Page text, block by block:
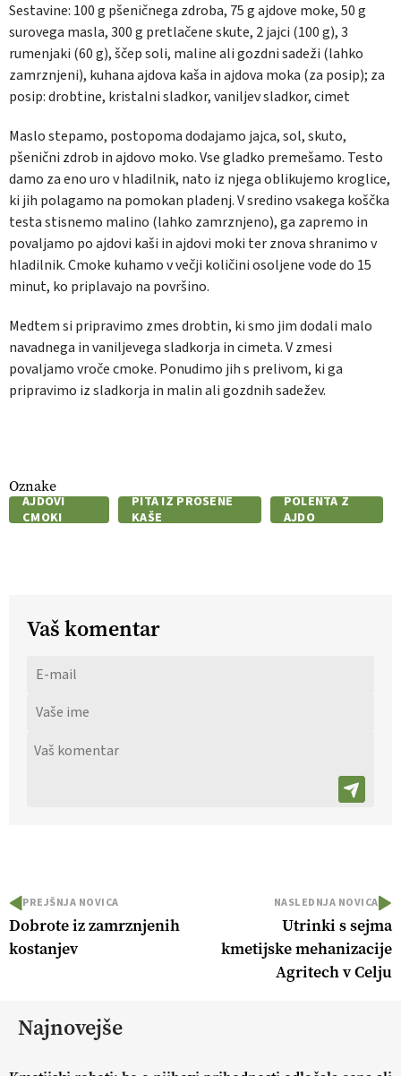
Sestavine: 100 g pšeničnega zdroba, 75 g ajdove moke, 50 g
surovega masla, 300 g pretlačene skute, 2 jajci (100 g), 3
rumenjaki (60 g), ščep soli, maline ali gozdni sadeži (lahko
zamrznjeni), kuhana ajdova kaša in ajdova moka (za posip); za
posip: drobtine, kristalni sladkor, vaniljev sladkor, cimet
Maslo stepamo, postopoma dodajamo jajca, sol, skuto,
pšenični zdrob in ajdovo moko. Vse gladko premešamo. Testo
damo za eno uro v hladilnik, nato iz njega oblikujemo kroglice,
ki jih polagamo na pomokan pladenj. V sredino vsakega koščka
testa stisnemo malino (lahko zamrznjeno), ga zapremo in
povaljamo po ajdovi kaši in ajdovi moki ter znova shranimo v
hladilnik. Cmoke kuhamo v večji količini osoljene vode do 15
minut, ko priplavajo na površino.
Medtem si pripravimo zmes drobtin, ki smo jim dodali malo
navadnega in vaniljevega sladkorja in cimeta. V zmesi
povaljamo vroče cmoke. Ponudimo jih s prelivom, ki ga
pripravimo iz sladkorja in malin ali gozdnih sadežev.
Oznake
AJDOVI
CMOKI
PITA IZ PROSENE
KAŠE
POLENTA Z
AJDO
Vaš komentar
PREJŠNJA NOVICA
Dobrote iz zamrznjenih
kostanjev
NASLEDNJA NOVICA
Utrinki s sejma
kmetijske mehanizacije
Agritech v Celju
Najnovejše